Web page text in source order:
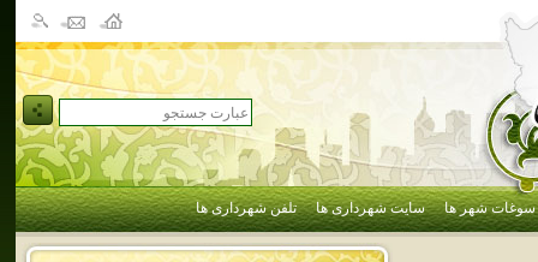
سوغات شهر ها سایت شهرداری ها تلفن شهرداری ها